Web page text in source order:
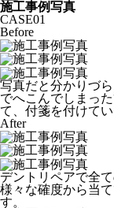
施工事例写真
CASE01
Before
写真だと分かりづ
でへこんでしまっ
て、付箋を付けてい
After
デントリペアで全
様々な確度から当
す。